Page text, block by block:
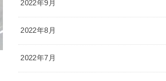
2022年9月
2022年8月
2022年7月